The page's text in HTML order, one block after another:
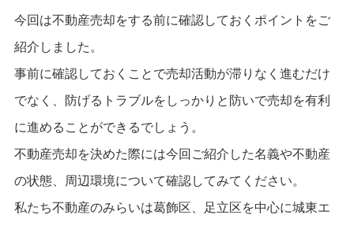
今回は不動産売却をする前に確認しておくポイントをご
紹介しました。
事前に確認しておくことで売却活動が滞りなく進むだけ
でなく、防げるトラブルをしっかりと防いで売却を有利
に進めることができるでしょう。
不動産売却を決めた際には今回ご紹介した名義や不動産
の状態、周辺環境について確認してみてください。
私たち不動産のみらいは葛飾区、足立区を中心に城東エ